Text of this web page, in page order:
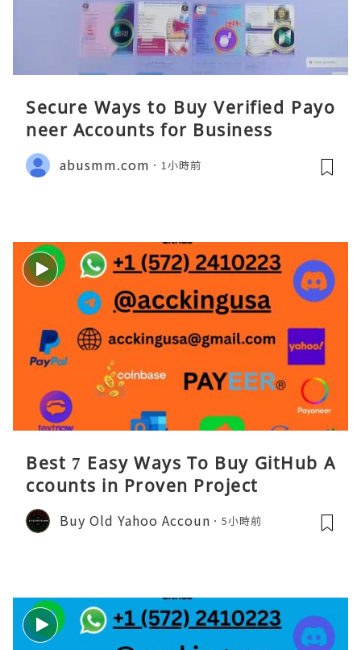
Secure Ways to Buy Verified Payo
neer Accounts for Business
abusmm.com 1小時前
Best 7 Easy Ways To Buy GitHub A
ccounts in Proven Project
Buy Old Yahoo Accoun 5小時前